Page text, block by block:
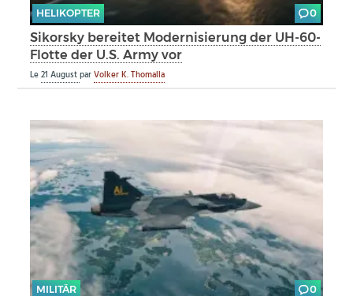
HELIKOPTER 0
Sikorsky bereitet Modernisierung der UH-60-
Flotte der U.S. Army vor
Le21 AugustparVolker K. Thomalla
MILITÄR 0